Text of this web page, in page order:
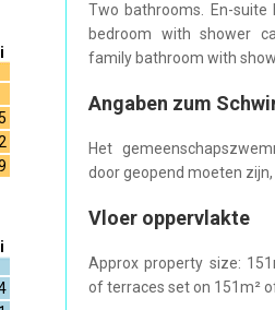
Two bathrooms. En-
bedroom with shower
family bathroom with
Angaben zum
Het
door geopend moeten
Vloer oppervlakte
Approx property size:
of terraces set on 151m²